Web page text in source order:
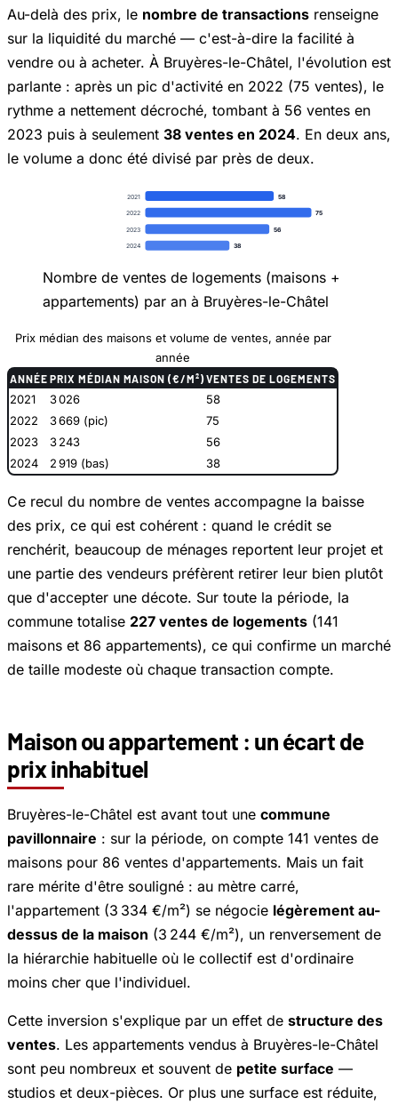
Au-delà des prix, le nombre de transactions renseigne
sur la liquidité du marché — c'est-à-dire la facilité à
vendre ou à acheter. À Bruyères-le-Châtel, l'évolution est
parlante : après un pic d'activité en 2022 (75 ventes), le
rythme a nettement décroché, tombant à 56 ventes en
2023 puis à seulement 38 ventes en 2024. En deux ans,
le volume a donc été divisé par près de deux.
2021 58
2022 75
2023 56
2024 38
Nombre de ventes de logements (maisons +
appartements) par an à Bruyères-le-Châtel
Prix médian des maisons et volume de ventes, année par
année
ANNÉE PRIX MÉDIAN MAISON (€/M²)VENTES DE LOGEMENTS
2021 3 026
58
2022
3 669 (pic)
75
2023
3 243
56
2024
2 919 (bas) 38
Ce recul du nombre de ventes accompagne la baisse
des prix, ce qui est cohérent : quand le crédit se
renchérit, beaucoup de ménages reportent leur projet et
une partie des vendeurs préfèrent retirer leur bien plutôt
que d'accepter une décote. Sur toute la période, la
commune totalise 227 ventes de logements (141
maisons et 86 appartements), ce qui confirme un marché
de taille modeste où chaque transaction compte.
Maison ou appartement : un écart de
prix inhabituel
Bruyères-le-Châtel est avant tout une commune
pavillonnaire : sur la période, on compte 141 ventes de
maisons pour 86 ventes d'appartements. Mais un fait
rare mérite d'être souligné : au mètre carré,
l'appartement (3 334 €/m²) se négocie légèrement au-
dessus de la maison (3 244 €/m²), un renversement de
la hiérarchie habituelle où le collectif est d'ordinaire
moins cher que l'individuel.
Cette inversion s'explique par un effet de structure des
ventes. Les appartements vendus à Bruyères-le-Châtel
sont peu nombreux et souvent de petite surface —
studios et deux-pièces. Or plus une surface est réduite,